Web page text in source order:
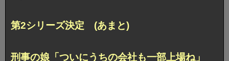
第2シリーズ決定 (あまと)
刑事の娘「ついにうちの会社も一部上場ね」